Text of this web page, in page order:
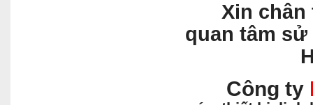
Xin chân
quan tâm sử
Công ty